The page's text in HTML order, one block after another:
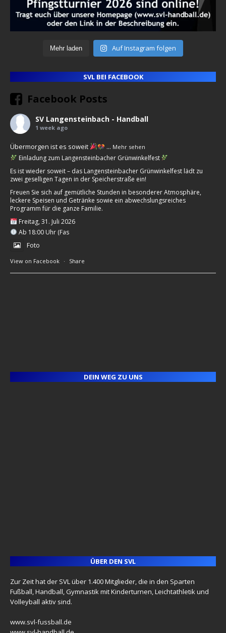
Mehr laden Auf Instagram folgen
SVL BEI FACEBOOK
Facebook Posts
SV Langensteinbach - Handball
1 week ago
Übermorgen ist es soweit
Einladung zum Langensteinbacher Grünwinkelfest
Es ist wieder soweit – das Langensteinbacher Grünwinkelfest lädt zu
zwei geselligen Tagen in der Speicherstraße ein!
Freuen Sie sich auf gemütliche Stunden in besonderer Atmosphäre,
leckere Speisen und Getränke sowie ein abwechslungsreiches
Programm für die ganze Familie.
Freitag, 31. Juli 2026
Ab 18:00 Uhr (Fas
... Mehr sehen
Foto
View on Facebook · Share
DEIN WEG ZU UNS
ÜBER DEN SVL
Zur Zeit hat der SVL über 1.400 Mitglieder, die in den Sparten
Fußball, Handball, Gymnastik mit Kinderturnen, Leichtathletik und
Volleyball aktiv sind.
www.svl-fussball.de